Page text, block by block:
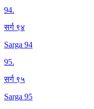
94.
सर्ग ९४
Sarga 94
95.
सर्ग ९५
Sarga 95